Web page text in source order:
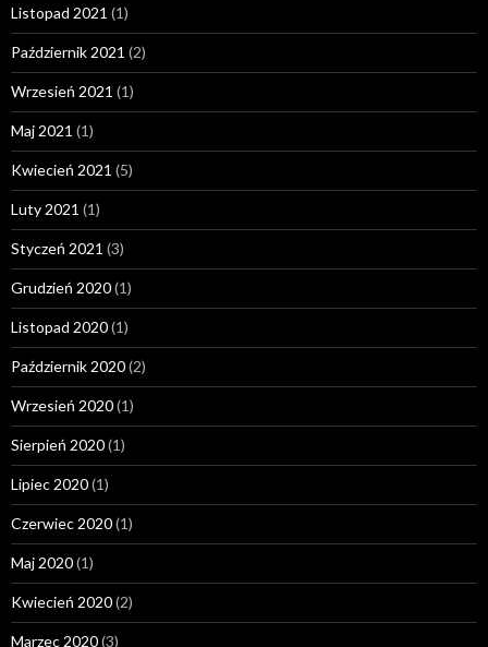
Listopad 2021 (1)
Październik 2021 (2)
Wrzesień 2021 (1)
Maj 2021 (1)
Kwiecień 2021 (5)
Luty 2021 (1)
Styczeń 2021 (3)
Grudzień 2020(1)
Listopad 2020(1)
Październik 2020(2)
Wrzesień 2020(1)
Sierpień 2020(1)
Lipiec 2020(1)
Czerwiec 2020(1)
Maj 2020(1)
Kwiecień 2020(2)
Marzec 2020(3)